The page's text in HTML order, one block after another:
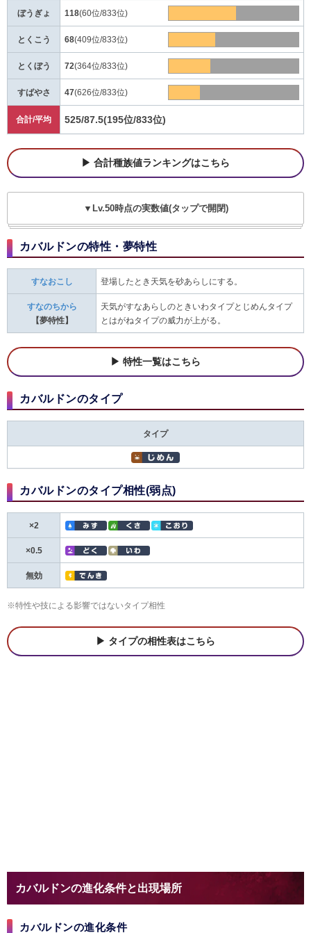
ぼうぎょ 118(60位/833位)
とくこう 68(409位/833位)
とくぼう 72(364位/833位)
すばやさ 47(626位/833位)
合計/平均 525/87.5(195位/833位)
合計種族値ランキングはこちら
▼Lv.50時点の実数値(タップで開閉)
カバルドンの特性・夢特性
すなおこし 登場したとき天気を砂あらしにする。
すなのちから
【夢特性】
天気がすなあらしのときいわタイプとじめんタイプ
とはがねタイプの威力が上がる。
特性一覧はこちら
カバルドンのタイプ
タイプ
カバルドンのタイプ相性(弱点)
×2
×0.5
無効
※特性や技による影響ではないタイプ相性
タイプの相性表はこちら
カバルドンの進化条件と出現場所
カバルドンの進化条件